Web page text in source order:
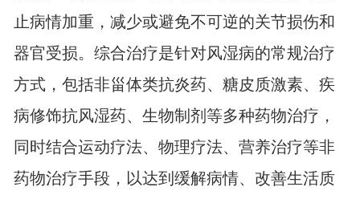
止病情加重，减少或避免不可逆的关节损伤和
器官受损。综合治疗是针对风湿病的常规治疗
方式，包括非甾体类抗炎药、糖皮质激素、疾
病修饰抗风湿药、生物制剂等多种药物治疗，
同时结合运动疗法、物理疗法、营养治疗等非
药物治疗手段，以达到缓解病情、改善生活质